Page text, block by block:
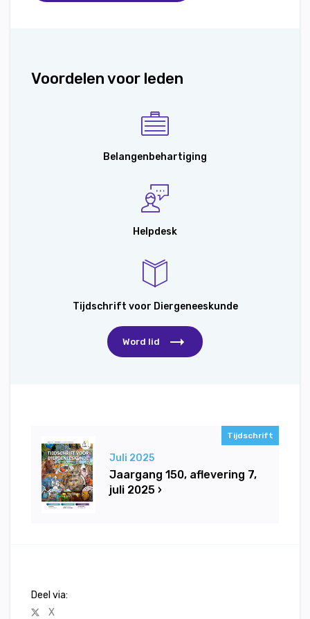
Voordelen voor leden
Belangenbehartiging
Helpdesk
Tijdschrift voor Diergeneeskunde
Word lid
Tijdschrift
Juli 2025
Jaargang 150, aflevering 7,
juli 2025 ›
Deel via:
X